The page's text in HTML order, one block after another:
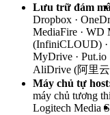
Lưu trữ đám
Dropbox ·
MediaFire · WD
(InfiniCLOUD) ·
MyDrive · Put.io
AliDrive (阿里云
Máy chủ tự
máy chủ tương
Logitech Media